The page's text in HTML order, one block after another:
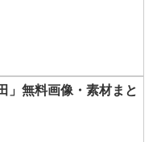
」無料画像・素材まと